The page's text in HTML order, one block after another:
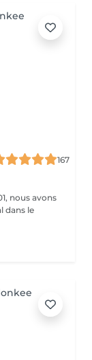
167
avons
dans le